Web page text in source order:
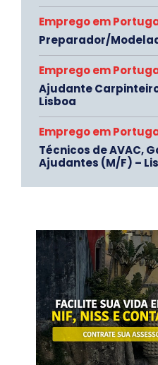
Emprego em
Preparador/
Emprego em
Ajudante
Lisboa
Emprego em
Técnicos de AVAC,
Ajudantes (M/F) –